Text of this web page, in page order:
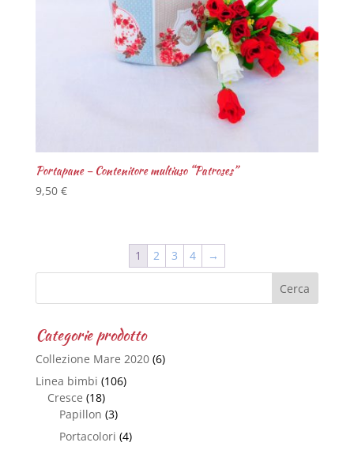
Portapane – Contenitore multiuso “Patroses”
9,50 €
1 2 3 4 →
Categorie prodotto
Collezione Mare 2020 (6)
Linea bimbi (106)
Cresce (18)
Papillon (3)
Portacolori (4)